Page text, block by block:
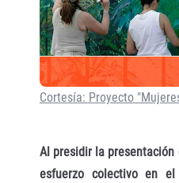
Cortesía: Proyecto
Al presidir la
esfuerzo colectivo en